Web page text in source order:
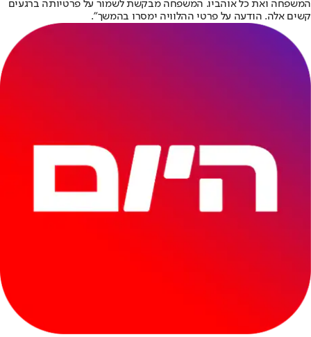
המשפחה ואת כל אוהביו. המשפחה מבקשת לשמור על פרטיותה ברגעים
קשים אלה. הודעה על פרטי ההלוויה ימסרו בהמשך״.